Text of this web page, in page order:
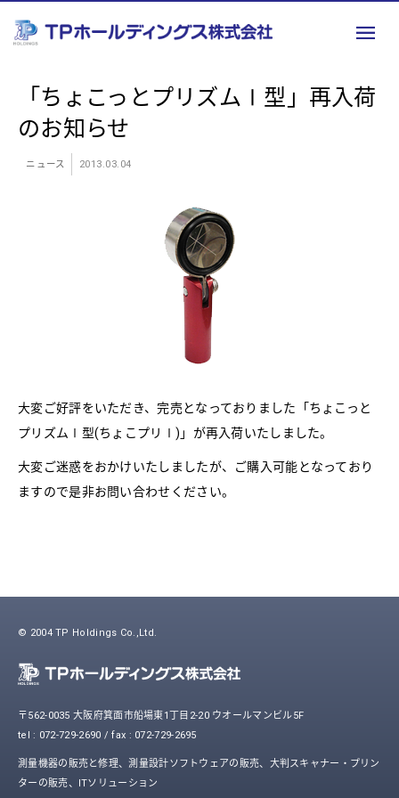
「ちょこっとプリズムⅠ型」再入荷
のお知らせ
ニュース 2013.03.04
大変ご好評をいただき、完売となっておりました「ちょこっと
プリズムⅠ型(ちょこプリⅠ)」が再入荷いたしました。
大変ご迷惑をおかけいたしましたが、ご購入可能となっており
ますので是非お問い合わせください。
© 2004 TP Holdings Co.,Ltd.
〒562-0035 大阪府箕面市船場東1丁目2-20 ウオールマンビル5F
tel : 072-729-2690 / fax : 072-729-2695
測量機器の販売と修理、測量設計ソフトウェアの販売、大判スキャナー・プリン
ターの販売、ITソリューション